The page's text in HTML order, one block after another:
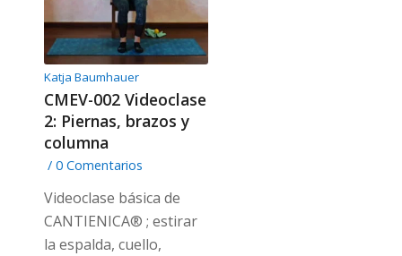
Katja Baumhauer
CMEV-002 Videoclase
2: Piernas, brazos y
columna
/ 0 Comentarios
Videoclase básica de
CANTIENICA® ; estirar
la espalda, cuello,